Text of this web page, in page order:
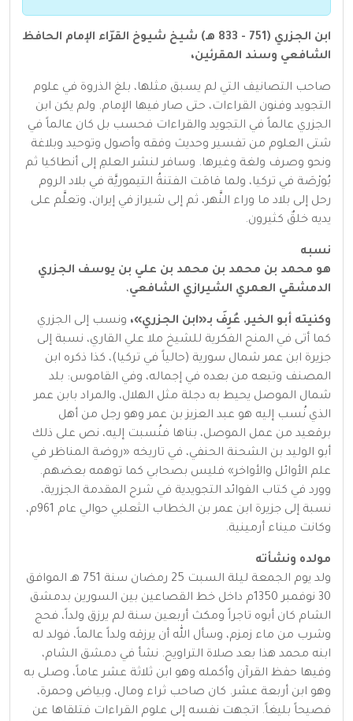
ابن الجزري (751 - 833 هـ) شيخ شيوخ القرّاء الإمام الحافظ
الشافعي وسند المقرئين،
صاحب التصانيف التي لم يسبق مثلها، بلغ الذروة في علوم
التجويد وفنون القراءات، حتى صار فيها الإمام. ولم يكن ابن
الجزري عالماً في التجويد والقراءات فحسب بل كان عالماً في
شتى العلوم من تفسير وحديث وفقه وأصول وتوحيد وبلاغة
ونحو وصرف ولغة وغيرها. وسافر لنشر العلمِ إلى أنطاكيا ثم
بُورْصَة في تركيا، ولما قامَت الفتنةُ التيموريَّة في بلاد الروم
رحل إلى بلاد ما وراء النَّهر، ثم إلى شيراز في إيران، وتعلَّم على
يديه خلقٌ كثيرون.
نسبه
هو محمد بن محمد بن محمد بن علي بن يوسف الجزري
الدمشقي العمري الشيرازي الشافعي،
وكنيته أبو الخير. عُرِفَ بـ«ابن الجزري»، ونسب إلى الجزري
كما أتى في المنح الفكرية للشيخ ملا علي القاري، نسبة إلى
جزيرة ابن عمر شمال سورية (حالياً في تركيا)، كذا ذكره ابن
المصنف وتبعه من بعده في إجماله، وفي القاموس: بلد
شمال الموصل يحيط به دجلة مثل الهلال، والمراد بابن عمر
الذي نُسب إليه هو عبد العزيز بن عمر وهو رجل من أهل
برقعيد من عمل الموصل، بناها فنُسبت إليه، نص على ذلك
أبو الوليد بن الشحنة الحنفي، في تاريخه «روضة المناظر في
علم الأوائل والأواخر» فليس بصحابي كما توهمه بعضهم.
وورد في كتاب الفوائد التجويدية في شرح المقدمة الجزرية،
نسبة إلى جزيرة ابن عمر بن الخطاب الثعلبي حوالي عام 961م،
وكانت ميناء أرمينية.
مولده ونشأته
ولد يوم الجمعة ليلة السبت 25 رمضان سنة 751 هـ الموافق
30 نوفمبر 1350م داخل خط القصاعين بين السورين بدمشق
الشام كان أبوه تاجراً ومكث أربعين سنة لم يرزق ولداً، فحج
وشرب من ماء زمزم، وسأل الله أن يرزقه ولداً عالماً، فولد له
ابنه محمد هذا بعد صلاة التراويح. نشأ في دمشق الشام،
وفيها حفظ القرآن وأكمله وهو ابن ثلاثة عشر عاماً، وصلى به
وهو ابن أربعة عشر. كان صاحب ثراء ومال، وبياض وحمرة،
فصيحاً بليغاً. اتجهت نفسه إلى علوم القراءات فتلقاها عن